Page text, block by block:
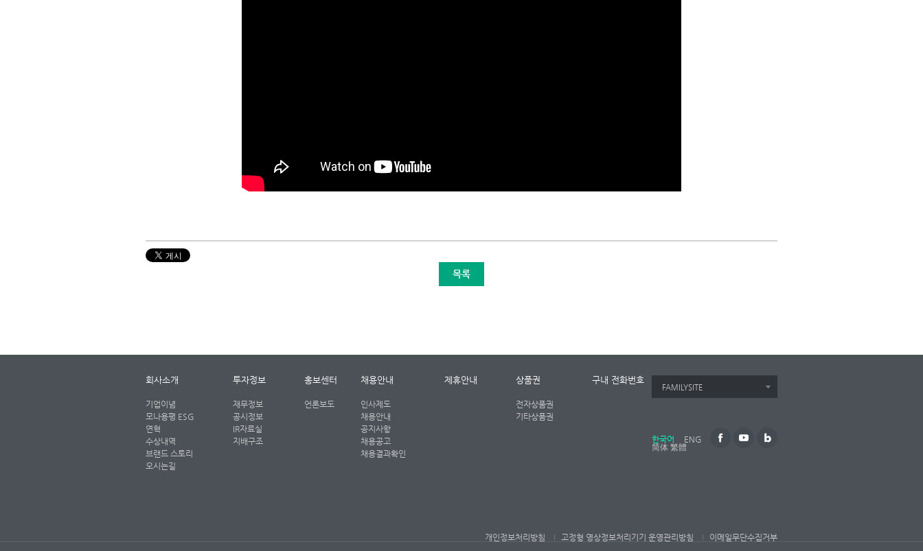
목록
회사소개
기업이념
모나용평 ESG
연혁
수상내역
브랜드 스토리
오시는길
투자정보
재무정보
공시정보
IR자료실
지배구조
홍보센터
언론보도
채용안내
인사제도
채용안내
공지사항
채용공고
채용결과확인
제휴안내 상품권
전자상품권
기타상품권
구내 전화번호
FAMILYSITE
한국어
ENG
简体 繁體
개인정보처리방침 고정형 영상정보처리기기 운영관리방침 이메일무단수집거부